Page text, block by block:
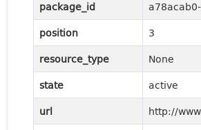
package_id
position
3
resource_type
None
state
active
url
http://